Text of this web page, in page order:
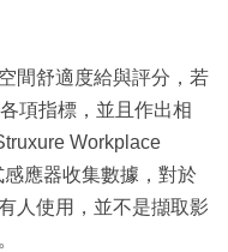
間舒適度給與評分，若
項指標，並且作出相
Workplace
應器收集數據，對於
人使用，並不是擷取影